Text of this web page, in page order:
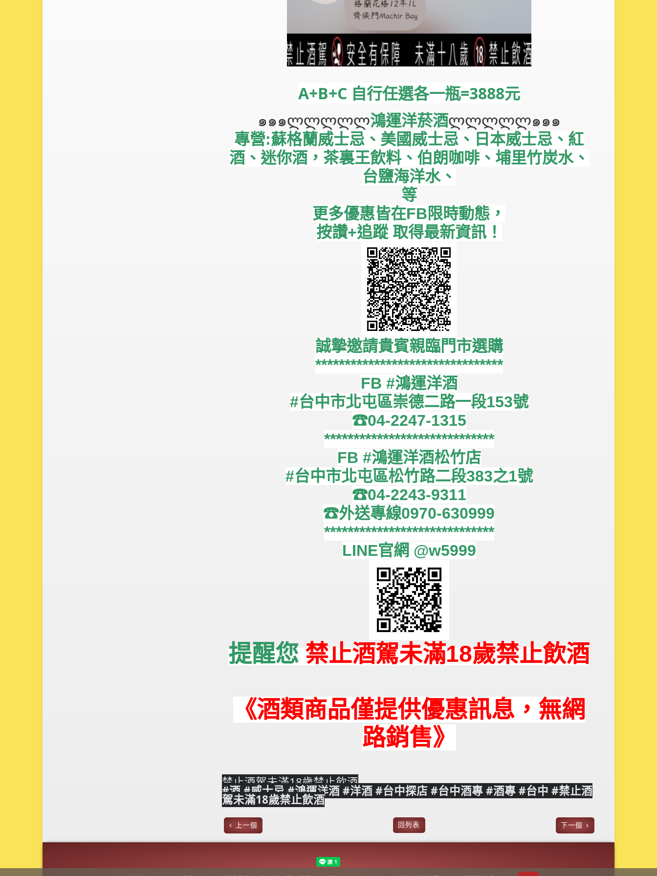
A+B+C 自行任選各一瓶=3888元
๑๑๑ლლლლლ鴻運洋菸酒ლლლლლ๑๑๑
專營:蘇格蘭威士忌、美國威士忌、日本威士忌、紅
酒、迷你酒，茶裏王飲料、伯朗咖啡、埔里竹炭水、
台鹽海洋水、
等
更多優惠皆在FB限時動態，
按讚+追蹤 取得最新資訊！
誠摯邀請貴賓親臨門市選購
********************************
FB #鴻運洋酒
#台中市北屯區崇德二路一段153號
☎04-2247-1315
*****************************
FB #鴻運洋酒松竹店
#台中市北屯區松竹路二段383之1號
☎04-2243-9311
☎外送專線0970-630999
*****************************
LINE官網 @w5999
提醒您 禁止酒駕未滿18歲禁止飲酒
《酒類商品僅提供優惠訊息，無網
路銷售》
禁止酒駕未滿18歲禁止飲酒
#酒#威士忌 #鴻運洋酒#洋酒#台中探店#台中酒專#酒專#台中 #禁止酒
駕未滿18歲禁止飲酒
上一個 回列表 下一個